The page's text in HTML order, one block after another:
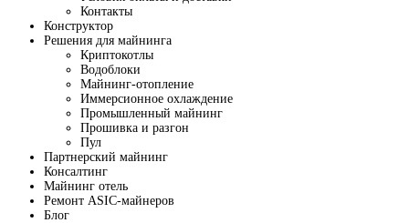
Контакты
Конструктор
Решения для майнинга
Криптокотлы
Водоблоки
Майнинг-отопление
Иммерсионное охлаждение
Промышленный майнинг
Прошивка и разгон
Пул
Партнерский майнинг
Консалтинг
Майнинг отель
Ремонт ASIC-майнеров
Блог